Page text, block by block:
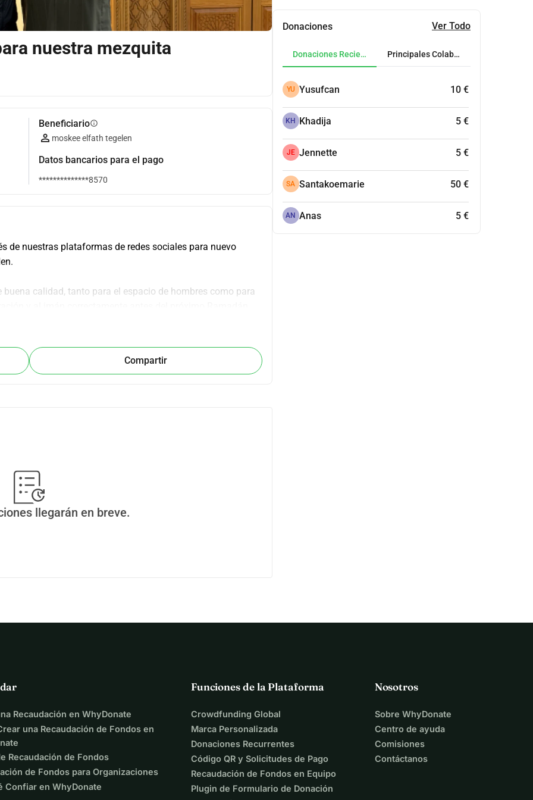
nuestra mezquita
Beneficiarioinfo
moskee elfath tegelen
Datos bancarios para el pago
**************8570
de nuestras plataformas de redes sociales para nuevo
calidad, tanto para el espacio de hombres como para
Compartir
llegarán en breve.
Donaciones Ver Todo
Donaciones Recientes Principales Colaboradores
YU Yusufcan 10 €
KH Khadija 5 €
JE Jennette 5 €
SA Santakoemarie 50 €
AN Anas 5 €
Recaudación en WhyDonate
una Recaudación de Fondos en
Recaudación de Fondos
de Fondos para Organizaciones
Confiar en WhyDonate
Funciones de la Plataforma
Crowdfunding Global
Marca Personalizada
Donaciones Recurrentes
Código QR y Solicitudes de Pago
Recaudación de Fondos en Equipo
Plugin de Formulario de Donación
Nosotros
Sobre WhyDonate
Centro de ayuda
Comisiones
Contáctanos